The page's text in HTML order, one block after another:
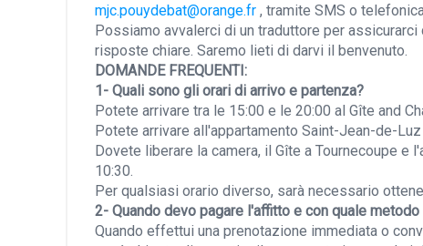
mjc.pouydebat@orange.fr , tramite SMS o
Possiamo avvalerci di un traduttore per
risposte chiare. Saremo lieti di darvi il benvenuto.
DOMANDE FREQUENTI:
1- Quali sono gli orari di arrivo e partenza?
Potete arrivare tra le 15:00 e le 20:00 al Gîte and
Potete arrivare all'appartamento Saint-Jean-de-
Dovete liberare la camera, il Gîte a Tournecoupe e
10:30.
Per qualsiasi orario diverso, sarà necessario
2- Quando devo pagare l'affitto e con quale
Quando effettui una prenotazione immediata o